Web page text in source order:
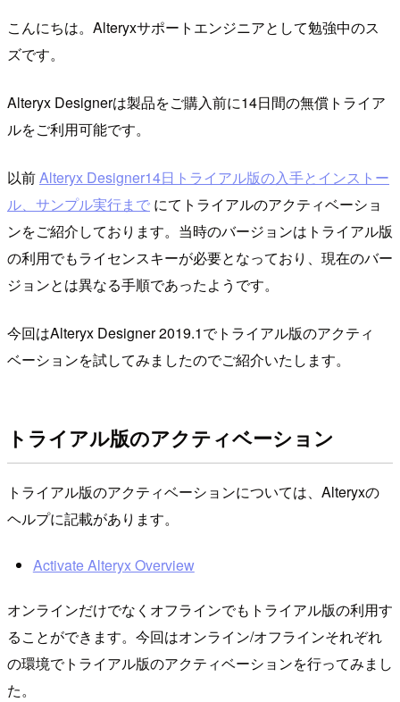
こんにちは。Alteryxサポートエンジニアとして勉強中のス
ズです。
Alteryx Designerは製品をご購入前に14日間の無償トライア
ルをご利用可能です。
以前Alteryx Designer14日トライアル版の入手とインストー
ル、サンプル実行まで にてトライアルのアクティベーショ
ンをご紹介しております。当時のバージョンはトライアル版
の利用でもライセンスキーが必要となっており、現在のバー
ジョンとは異なる手順であったようです。
今回はAlteryx Designer 2019.1でトライアル版のアクティ
ベーションを試してみましたのでご紹介いたします。
トライアル版のアクティベーション
トライアル版のアクティベーションについては、Alteryxの
ヘルプに記載があります。
Activate Alteryx Overview
オンラインだけでなくオフラインでもトライアル版の利用す
ることができます。今回はオンライン/オフラインそれぞれ
の環境でトライアル版のアクティベーションを行ってみまし
た。